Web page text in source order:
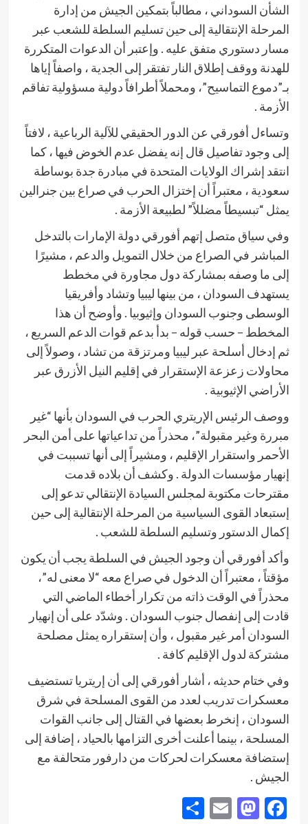
الشأن السوداني ، مطالباً بتمكين الجيش من إدارة
المرحلة الإنتقالية إلى حين تسليم السلطة للشعب عبر
مسار دستوري متفق عليه . وإعتبر أن الدعوات المتكررة
للهدنة ووقف إطلاق النار تفتقر إلى الجدية ، واصفاً إياها
بـ”دموع التماسيح”، ومحملاً أطرافاً دولية مسؤولية تفاقم
الأزمة .
وتساءل أفورقي عن الدور الحقيقي للآلية الرباعية ، لافتاً
إلى وجود تفاصيل قال إنه يفضل عدم الخوض فيها ، كما
انتقد إشراك الولايات المتحدة في مبادرة جدة بوساطة
سعودية ، معتبراً أن إختزال الحرب في صراع بين جنرالين
يمثل “تبسيطاً مضللاً” لطبيعة الأزمة .
وفي سياق متصل إتهم أفورقي دولة الإمارات بالتدخل
المباشر في الصراع من خلال التمويل والدعم ، مشيرًا
إلى ما وصفه بمشاركة دول مجاورة في مخطط
يستهدف السودان ، من بينها ليبيا وتشاد وأفريقيا
الوسطى وجنوب السودان وإثيوبيا . وأوضح أن هذا
المخطط – حسب قوله – بدأ بدعم قوات الدعم السريع ،
ثم إدخال أسلحة عبر ليبيا ومرتزقة من تشاد ، وصولاً إلى
محاولات زعزعة الإستقرار في إقليم النيل الأزرق عبر
الأراضي الإثيوبية .
ووصف الرئيس الإريتري الحرب في السودان بأنها “غير
مبررة وغير مقبولة”، محذراً من تداعياتها على أمن البحر
الأحمر واستقرار الإقليم ، ومشيراً إلى أنها تسببت في
إنهيار مؤسسات الدولة . وكشف أن بلاده قدمت
مقترحات مكتوبة لمجلس السيادة الإنتقالي تدعو إلى
إستبعاد القوى السياسية من المرحلة الإنتقالية إلى حين
إكمال الدستور وتسليم السلطة للشعب .
وأكد أفورقي أن وجود الجيش في السلطة يجب أن يكون
مؤقتاً ، معتبراً أن الدخول في صراع معه “لا معنى له”،
محذراً في الوقت ذاته من تكرار أخطاء الماضي التي
قادت إلى إنفصال جنوب السودان . وشدّد على أن إنهيار
السودان أمر غير مقبول ، وأن إستقراره يمثل مصلحة
مشتركة لدول الإقليم كافة .
وفي ختام حديثه ، أشار أفورقي إلى أن إريتريا تستضيف
معسكرات تدريب لعدد من القوى المسلحة في شرق
السودان ، إنخرط بعضها في القتال إلى جانب القوات
المسلحة ، بينما أعلنت أخرى التزامها بالحياد ، إضافة إلى
إستضافة معسكرات لحركات من دارفور متحالفة مع
الجيش .
Facebook
Mastodon
Email